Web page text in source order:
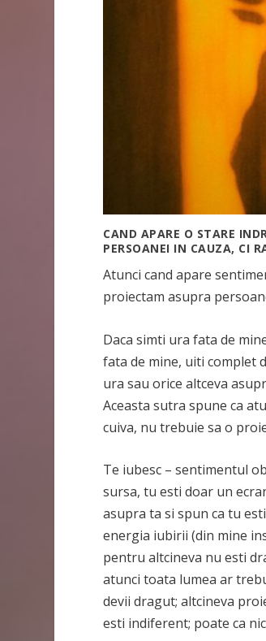
CAND APARE O STARE
PERSOANEI IN CAUZA, CI
Atunci cand apare
proiectam asupra
Daca simti ura fata de
fata de mine, uiti complet
ura sau orice altceva
Aceasta sutra spune ca
cuiva, nu trebuie sa o
Te iubesc – sentimentul
sursa, tu esti doar un
asupra ta si spun ca tu
energia iubirii (din mine
pentru altcineva nu esti
atunci toata lumea ar
devii dragut; altcineva
esti indiferent; poate ca